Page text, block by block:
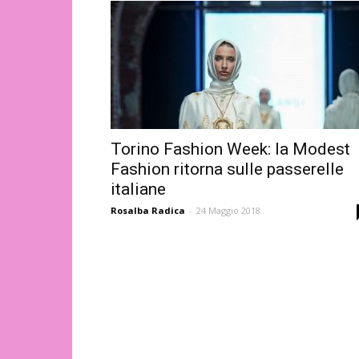
Torino Fashion Week: la Modest
Fashion ritorna sulle passerelle
italiane
Rosalba Radica - 24 Maggio 2018